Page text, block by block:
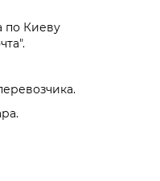
по Киеву